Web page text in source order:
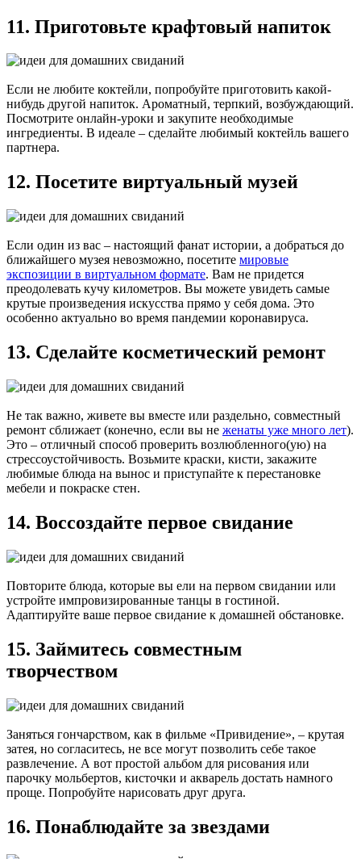
11. Приготовьте крафтовый напиток
Если не любите коктейли, попробуйте приготовить какой-
нибудь другой напиток. Ароматный, терпкий, возбуждающий.
Посмотрите онлайн-уроки и закупите необходимые
ингредиенты. В идеале – сделайте любимый коктейль вашего
партнера.
12. Посетите виртуальный музей
Если один из вас – настоящий фанат истории, а добраться до
ближайшего музея невозможно, посетите мировые
экспозиции в виртуальном формате. Вам не придется
преодолевать кучу километров. Вы можете увидеть самые
крутые произведения искусства прямо у себя дома. Это
особенно актуально во время пандемии коронавируса.
13. Сделайте косметический ремонт
Не так важно, живете вы вместе или раздельно, совместный
ремонт сближает (конечно, если вы не женаты уже много лет).
Это – отличный способ проверить возлюбленного(ую) на
стрессоустойчивость. Возьмите краски, кисти, закажите
любимые блюда на вынос и приступайте к перестановке
мебели и покраске стен.
14. Воссоздайте первое свидание
Повторите блюда, которые вы ели на первом свидании или
устройте импровизированные танцы в гостиной.
Адаптируйте ваше первое свидание к домашней обстановке.
15. Займитесь совместным
творчеством
Заняться гончарством, как в фильме «Привидение», – крутая
затея, но согласитесь, не все могут позволить себе такое
развлечение. А вот простой альбом для рисования или
парочку мольбертов, кисточки и акварель достать намного
проще. Попробуйте нарисовать друг друга.
16. Понаблюдайте за звездами